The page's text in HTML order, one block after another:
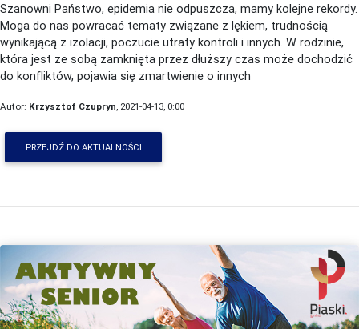
Szanowni Państwo, epidemia nie odpuszcza, mamy kolejne rekordy.
Moga do nas powracać tematy związane z lękiem, trudnością
wynikającą z izolacji, poczucie utraty kontroli i innych. W rodzinie,
która jest ze sobą zamknięta przez dłuższy czas może dochodzić
do konfliktów, pojawia się zmartwienie o innych
Autor: Krzysztof Czupryn , 2021-04-13, 0:00
PRZEJDŹ DO AKTUALNOŚCI